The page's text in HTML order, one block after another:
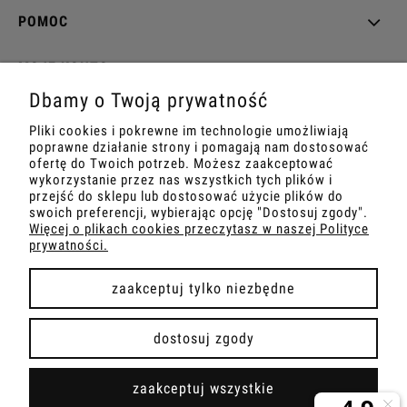
POMOC
MOJE KONTO
PŁATNOŚCI I DOSTAWA
INFORMACJE
O NAS
pokaż pełną wersję strony
Sklep internetowy Shoper Premium
Dbamy o Twoją prywatność
Pliki cookies i pokrewne im technologie umożliwiają
poprawne działanie strony i pomagają nam dostosować
ofertę do Twoich potrzeb. Możesz zaakceptować
wykorzystanie przez nas wszystkich tych plików i
przejść do sklepu lub dostosować użycie plików do
swoich preferencji, wybierając opcję "Dostosuj zgody".
Więcej o plikach cookies przeczytasz w naszej Polityce
prywatności.
zaakceptuj tylko niezbędne
dostosuj zgody
zaakceptuj wszystkie